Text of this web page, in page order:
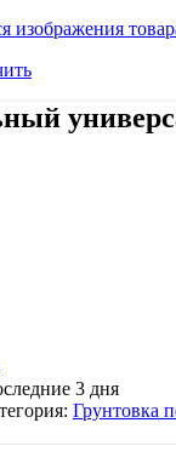
3 дня
Грунтовка